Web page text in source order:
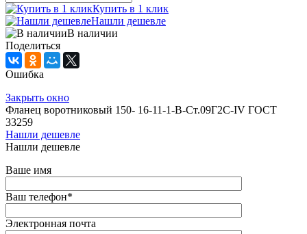
Купить в 1 клик
Нашли дешевле
В наличии
Поделиться
Ошибка
Закрыть окно
Фланец воротниковый 150- 16-11-1-B-Ст.09Г2С-IV ГОСТ
33259
Нашли дешевле
Нашли дешевле
Ваше имя
Ваш телефон*
Электронная почта